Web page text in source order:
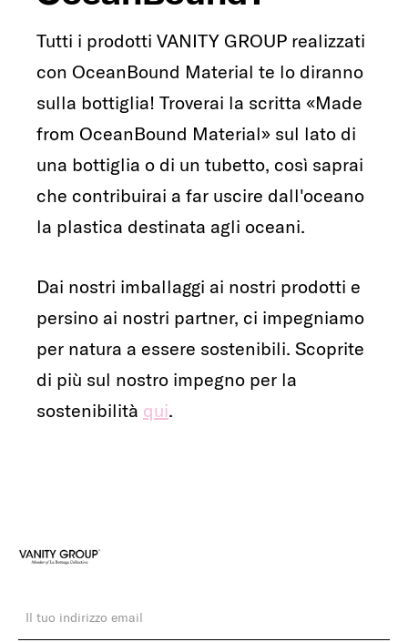
Tutti i prodotti VANITY GROUP realizzati
con OceanBound Material te lo diranno
sulla bottiglia! Troverai la scritta «Made
from OceanBound Material» sul lato di
una bottiglia o di un tubetto, così saprai
che contribuirai a far uscire dall'oceano
la plastica destinata agli oceani.
Dai nostri imballaggi ai nostri prodotti e
persino ai nostri partner, ci impegniamo
per natura a essere sostenibili. Scoprite
di più sul nostro impegno per la
sostenibilità qui.